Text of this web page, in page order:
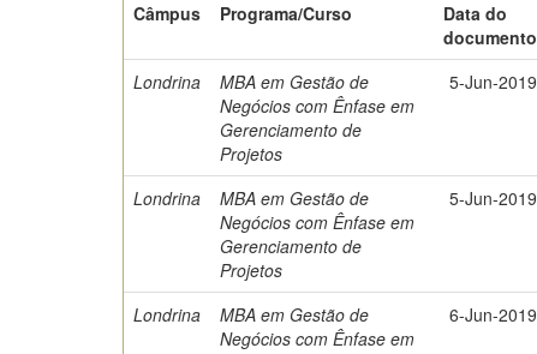
Câmpus
Programa/Curso
Data do
documento
Londrina
MBA em Gestão de
Negócios com Ênfase em
Gerenciamento de
Projetos
5-Jun-2019
Londrina
MBA em Gestão de
Negócios com Ênfase em
Gerenciamento de
Projetos
5-Jun-2019
Londrina
MBA em Gestão de
Negócios com Ênfase em
6-Jun-2019